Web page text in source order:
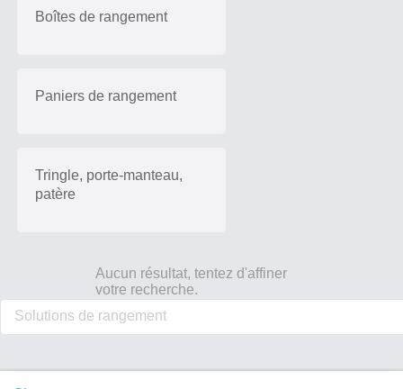
Boîtes de rangement
Paniers de rangement
Tringle, porte-manteau,
patère
Aucun résultat, tentez d'affiner
votre recherche.